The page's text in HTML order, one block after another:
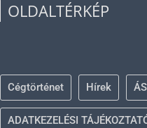
OLDALTÉRKÉP
Cégtörténet Hírek
ADATKEZELÉSI